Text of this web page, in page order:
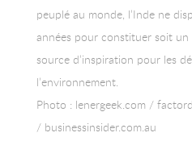
peuplé au monde, l’Inde ne
années pour constituer soit
source d’inspiration pour les
l’environnement.
Photo : lenergeek.com /
/ businessinsider.com.au